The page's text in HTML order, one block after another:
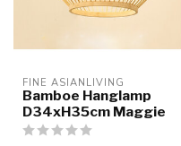
FINE ASIANLIVING
Bamboe Hanglamp
D34xH35cm Maggie